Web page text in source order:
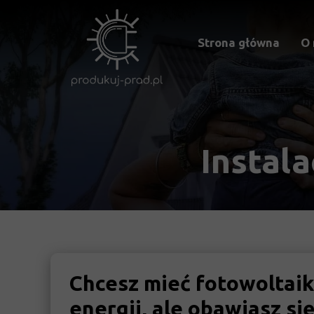
Strona główna O
Chcesz mieć
energii, ale obawiasz